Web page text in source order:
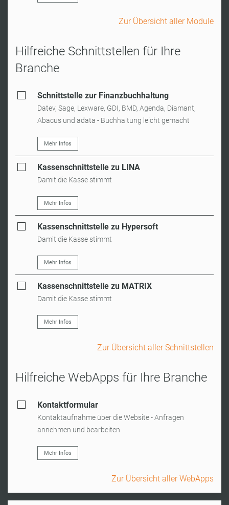
Zur Übersicht aller Module
Hilfreiche Schnittstellen für Ihre
Branche
Schnittstelle zur Finanzbuchhaltung
Datev, Sage, Lexware, GDI, BMD, Agenda, Diamant,
Abacus und adata - Buchhaltung leicht gemacht
Mehr Infos
Kassenschnittstelle zu LINA
Damit die Kasse stimmt
Mehr Infos
Kassenschnittstelle zu Hypersoft
Damit die Kasse stimmt
Mehr Infos
Kassenschnittstelle zu MATRIX
Damit die Kasse stimmt
Mehr Infos
Zur Übersicht aller Schnittstellen
Hilfreiche WebApps für Ihre Branche
Kontaktformular
Kontaktaufnahme über die Website - Anfragen
annehmen und bearbeiten
Mehr Infos
Zur Übersicht aller WebApps